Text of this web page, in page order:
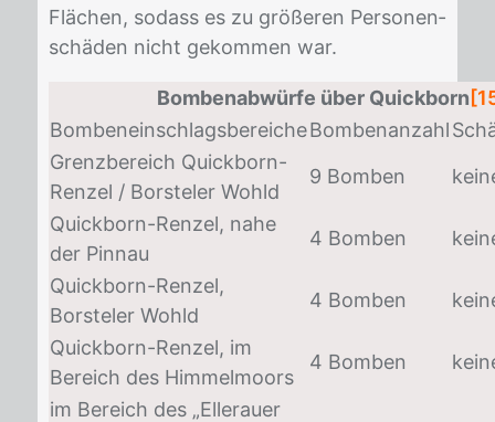
Flä­chen, so­dass es zu grö­ße­ren Per­so­nen­
schä­den nicht ge­kom­men war.
Bombenabwürfe über Quickborn
BombeneinschlagsbereicheBombenanzahl
Grenzbereich Quickborn-
Renzel / Borsteler Wohld
9 Bomben
Quickborn-Renzel, nahe
der Pinnau
4 Bomben
Quickborn-Renzel,
Borsteler Wohld
4 Bomben
Quickborn-Renzel, im
Bereich des Himmelmoors
4 Bomben
im Bereich des „Ellerauer